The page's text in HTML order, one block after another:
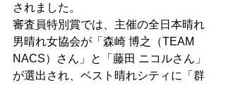
されました。
審査員特別賞では、主催の全日本晴れ
男晴れ女協会が「森崎 博之（TEAM
NACS）さん」と「藤田 ニコルさん」
が選出され、ベスト晴れシティに「群